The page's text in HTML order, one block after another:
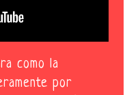
como la
por